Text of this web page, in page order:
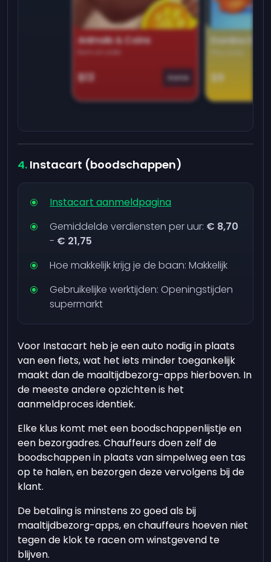
Animals & Coins
Earn on side
$13 Game
Domino
$9
Instacart (boodschappen)
Instacart aanmeldpagina
Gemiddelde verdiensten per uur: € 8,70
- € 21,75
Hoe makkelijk krijg je de baan: Makkelijk
Gebruikelijke werktijden: Openingstijden
supermarkt
Voor Instacart heb je een auto nodig in plaats
van een fiets, wat het iets minder toegankelijk
maakt dan de maaltijdbezorg-apps hierboven. In
de meeste andere opzichten is het
aanmeldproces identiek.
Elke klus komt met een boodschappenlijstje en
een bezorgadres. Chauffeurs doen zelf de
boodschappen in plaats van simpelweg een tas
op te halen, en bezorgen deze vervolgens bij de
klant.
De betaling is minstens zo goed als bij
maaltijdbezorg-apps, en chauffeurs hoeven niet
tegen de klok te racen om winstgevend te
blijven.